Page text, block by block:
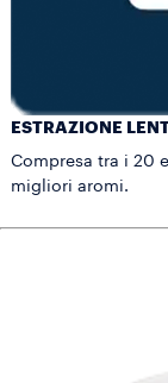
ESTRAZIONE
Compresa tra i 20
migliori aromi.